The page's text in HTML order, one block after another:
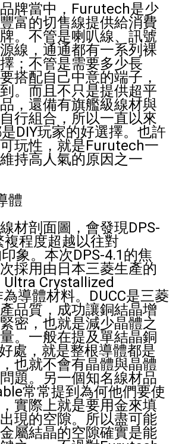
牌當中，Furutech是少
富的切售線提供給消費
。不管是喇叭線、訊號
線，通通都有一系列裸
；不管是需要多少長
搭配自己中意的端子，
。而且不只是提供超平
，還備有旗艦級線材與
行組合，所以一直以來
DIY玩家的好選擇。也許
玩性，就是Furutech一
持高人氣的原因之一
體
材剖面圖，會發現DPS-
複程度超越以往對
象。本次DPS-4.1的焦
採用由日本三菱生產的
Ultra Crystallized
導體材料。DUCC是三菱
品質，成功讓銅結晶增
密，也就是減少晶體之
。一般在提及單結晶銅
好處，就是整根導體都是
也就不會有晶體與晶體
題。另一個知名線材品
常常提到為何他們要使
實際上就是要用金來填
現的空隙。所以盡可能
屬結晶的空隙確實是能